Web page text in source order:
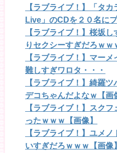
【ラブライブ！】「タ
Live」のCDを２０名に
【ラブライブ！】桜坂
りセクシーすぎだろｗｗ
【ラブライブ！】マー
難しすぎワロタ・・・
【ラブライブ！】綺羅
デコちゃんだよなｗ【画
【ラブライブ！】スク
ったｗｗｗ【画像】
【ラブライブ！】ユメ
いすぎだろｗｗｗ【画像】